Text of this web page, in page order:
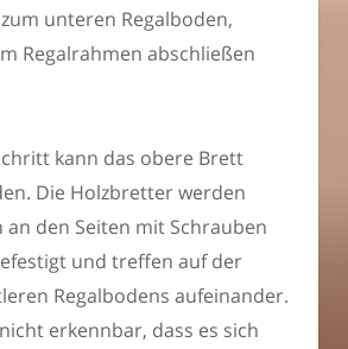
unteren Regalboden,
Regalrahmen abschließen
kann das obere Brett
Die Holzbretter werden
an den Seiten mit Schrauben
und treffen auf der
Regalbodens aufeinander.
erkennbar, dass es sich